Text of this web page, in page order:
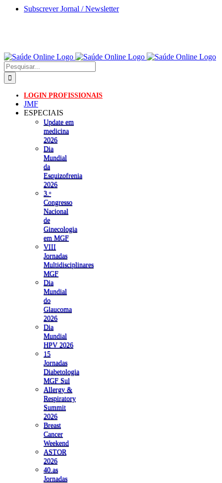
Skip
Subscrever Jornal / Newsletter
Pesquisar
LOGIN PROFISSIONAIS
JMF
ESPECIAIS
Update em
medicina
2026
Dia
Mundial
da
Esquizofrenia
2026
3.ᵒ
Congresso
Nacional
de
Ginecologia
em MGF
VIII
Jornadas
Multidisciplinares
MGF
Dia
Mundial
do
Glaucoma
2026
Dia
Mundial
HPV 2026
15
Jornadas
Diabetologia
MGF Sul
Allergy &
Respiratory
Summit
2026
Breast
Cancer
Weekend
ASTOR
2026
40.as
Jornadas